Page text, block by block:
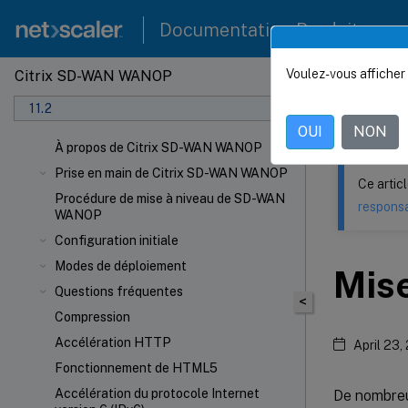
Documentation Produit
Citrix SD-WAN WANOP
11.2
À propos de Citrix SD-WAN WANOP
Prise en main de Citrix SD-WAN WANOP
Procédure de mise à niveau de SD-WAN
WANOP
Configuration initiale
Modes de déploiement
Questions fréquentes
Compression
Accélération HTTP
Fonctionnement de HTML5
Accélération du protocole Internet
Ce contenu a
Citrix
<
Ce
April 23,
De
Voulez-vous
OUI NON